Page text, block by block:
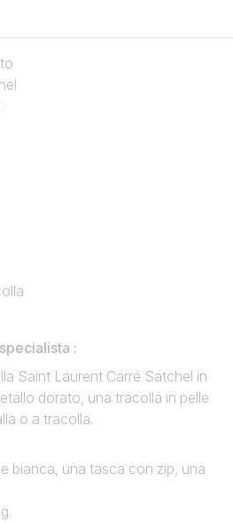
:
Saint Laurent Carré Satchel in
dorato, una tracolla in pelle
o a tracolla.
bianca, una tasca con zip, una